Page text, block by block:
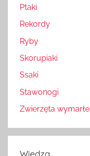
Ptaki
Rekordy
Ryby
Skorupiaki
Ssaki
Stawonogi
Zwierzęta wymarłe